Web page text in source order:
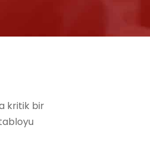
kritik bir